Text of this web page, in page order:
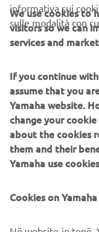
11-12 LUGLIO:
29 LUGLIO - 5
INTERNAZIONALE
12-13 SETTEMBRE:
TBD:Roma, Lazio |
25-27 SETTEMBRE:
TRANSITALIA
28 SETTEMBRE - 1
informativa sui
sulle modalità con
We use cookies to
visitors so we can
services and
If you continue
assume that you
Yamaha website.
change your
about the cookies
them and their
Yamaha use
Cookies on